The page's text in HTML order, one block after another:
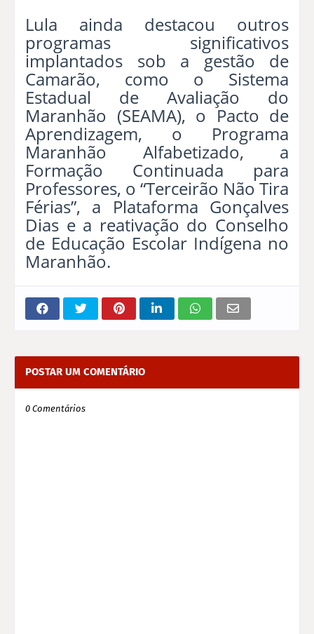
Lula ainda destacou outros
programas significativos
implantados sob a gestão de
Camarão, como o Sistema
Estadual de Avaliação do
Maranhão (SEAMA), o Pacto de
Aprendizagem, o Programa
Maranhão Alfabetizado, a
Formação Continuada para
Professores, o “Terceirão Não Tira
Férias”, a Plataforma Gonçalves
Dias e a reativação do Conselho
de Educação Escolar Indígena no
Maranhão.
POSTAR UM COMENTÁRIO
0 Comentários